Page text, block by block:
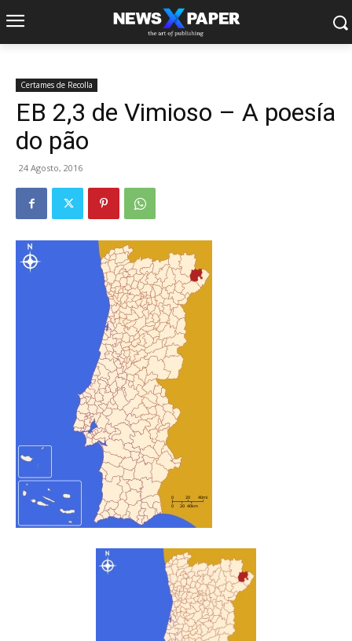
Certames de Recolla
EB 2,3 de Vimioso – A poesía
do pão
24 Agosto, 2016